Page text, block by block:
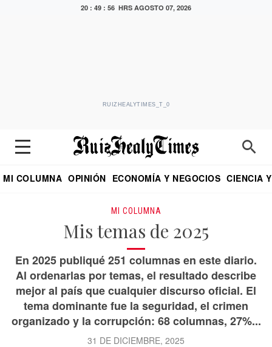
20 : 49 : 57 HRS AGOSTO 07, 2026
RUIZHEALYTIMES_T_0
MI COLUMNA OPINIÓN ECONOMÍA Y NEGOCIOS CIENCIA
MI COLUMNA
Mis temas de 2025
En 2025 publiqué 251 columnas en este diario.
Al ordenarlas por temas, el resultado describe
mejor al país que cualquier discurso oficial. El
tema dominante fue la seguridad, el crimen
organizado y la corrupción: 68 columnas, 27%...
31 DE DICIEMBRE, 2025